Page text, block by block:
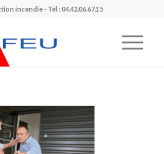
incendie - Tél : 04.42.06.67.15